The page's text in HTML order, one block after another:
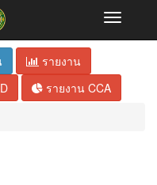
Toggle
รายงาน
รายงาน CCA